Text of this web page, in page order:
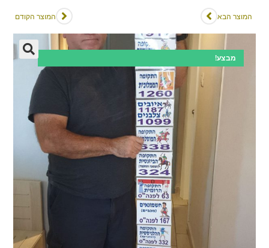
מבצע!
המוצר הקודם המוצר הבא